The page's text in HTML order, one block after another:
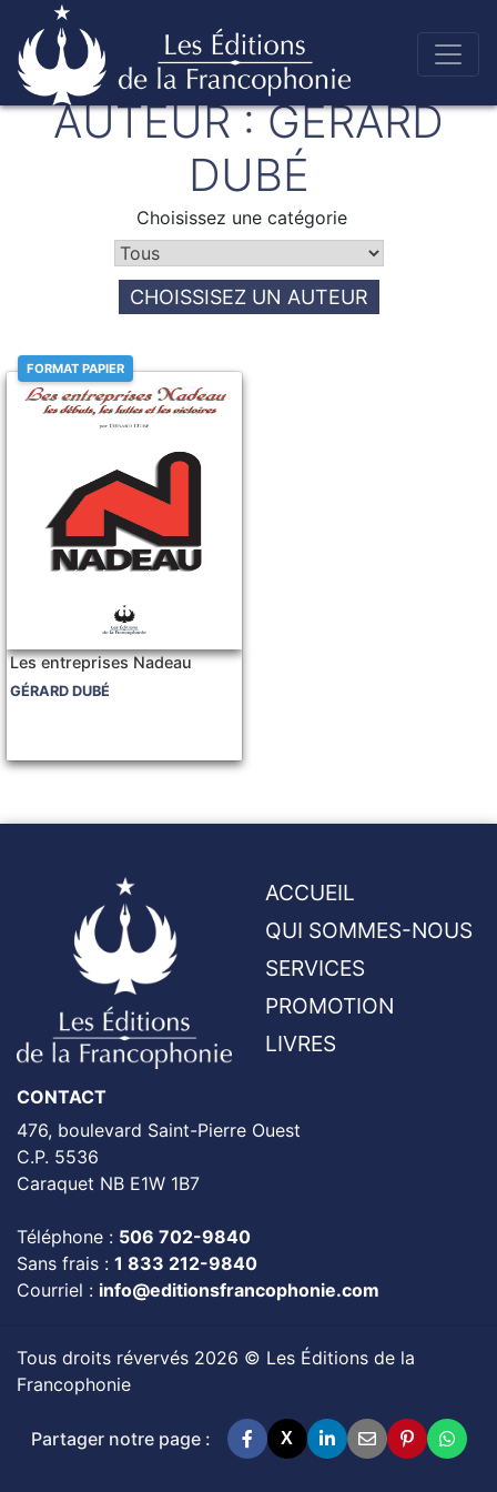
Skip
to
content
Éditions de la francophonie
AUTEUR :GÉRARD
DUBÉ
Choisissez une catégorie
CHOISSISEZ UN AUTEUR
FORMAT PAPIER
Les entreprises Nadeau
GÉRARD DUBÉ
ACCUEIL
QUI SOMMES-NOUS
SERVICES
PROMOTION
LIVRES
CONTACT
476, boulevard Saint-Pierre Ouest
C.P. 5536
Caraquet NB E1W 1B7
Téléphone : 506 702-9840
Sans frais : 1 833 212-9840
Courriel : info@editionsfrancophonie.com
Tous droits révervés 2026 © Les Éditions de la
Francophonie
Partager notre page : X